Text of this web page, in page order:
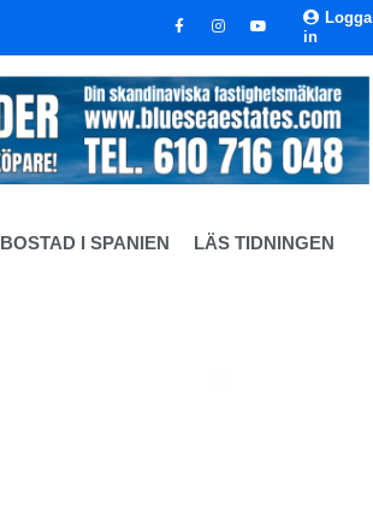
Logga
in
BOSTAD I SPANIEN LÄS TIDNINGEN